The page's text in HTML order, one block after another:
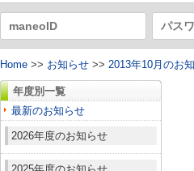
Home >> お知らせ >> 2013年10月のお
年度別一覧
最新のお知らせ
2026年度のお知らせ